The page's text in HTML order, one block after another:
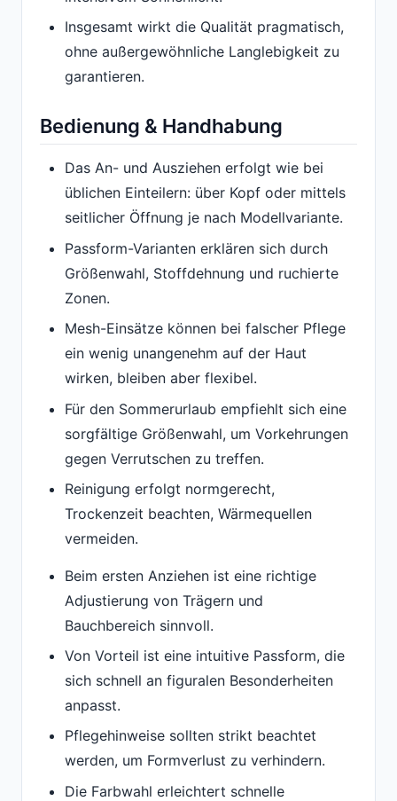
Insgesamt wirkt die Qualität pragmatisch,
ohne außergewöhnliche Langlebigkeit zu
garantieren.
Bedienung & Handhabung
Das An- und Ausziehen erfolgt wie bei
üblichen Einteilern: über Kopf oder mittels
seitlicher Öffnung je nach Modellvariante.
Passform-Varianten erklären sich durch
Größenwahl, Stoffdehnung und ruchierte
Zonen.
Mesh-Einsätze können bei falscher Pflege
ein wenig unangenehm auf der Haut
wirken, bleiben aber flexibel.
Für den Sommerurlaub empfiehlt sich eine
sorgfältige Größenwahl, um Vorkehrungen
gegen Verrutschen zu treffen.
Reinigung erfolgt normgerecht,
Trockenzeit beachten, Wärmequellen
vermeiden.
Beim ersten Anziehen ist eine richtige
Adjustierung von Trägern und
Bauchbereich sinnvoll.
Von Vorteil ist eine intuitive Passform, die
sich schnell an figuralen Besonderheiten
anpasst.
Pflegehinweise sollten strikt beachtet
werden, um Formverlust zu verhindern.
Die Farbwahl erleichtert schnelle